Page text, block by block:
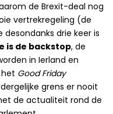
de Brexit-deal nog
vertrekregeling (de
drie keer is
is de backstop, de
in Ierland en
Good Friday
grens er nooit
de actualiteit rond de